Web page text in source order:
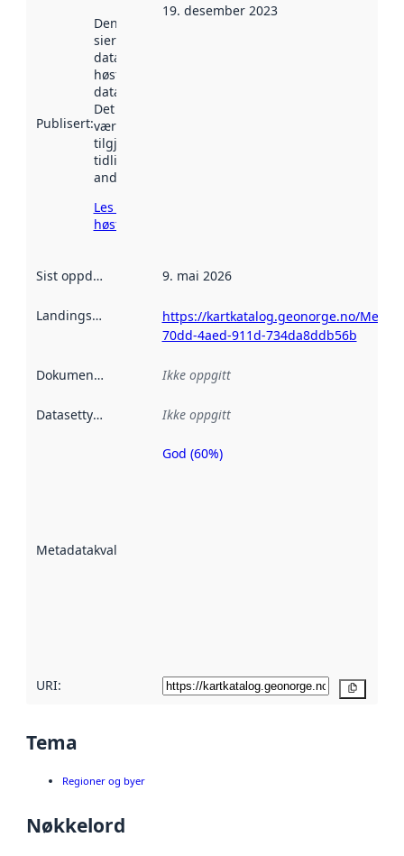
Publisert:
Denne datoen
sier når
datasettet ble
høstet av
data.norge.no.
Det kan ha
vært
tilgjengelig
tidligere
andre steder.
Les mer om
høsting her
19. desember 2023
Sist oppdatert 9. mai 2026
Landingsside
https://kartkatalog.geonorge.no/
70dd-4aed-911d-734da8ddb56b
Dokumentasjon Ikke oppgitt
Datasettype Ikke oppgitt
Metadatakvalitet
Metadatakvalitet
God (60%)
URI:
Tema
Regioner og byer
Nøkkelord